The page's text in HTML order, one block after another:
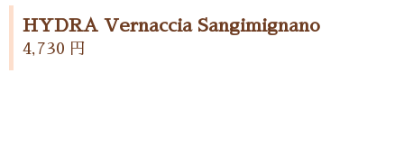
HYDRA Vernaccia Sangimignano
4,730 円